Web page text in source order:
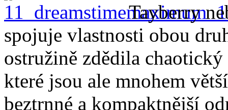
Tayberry
spojuje vlastnosti obou
ostružině zdědila
které jsou ale mnohem
beztrnné a kompaktnější